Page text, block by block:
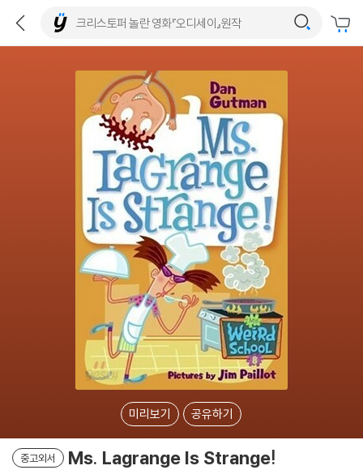
미리보기 공유하기
중고외서 Ms. Lagrange Is Strange!